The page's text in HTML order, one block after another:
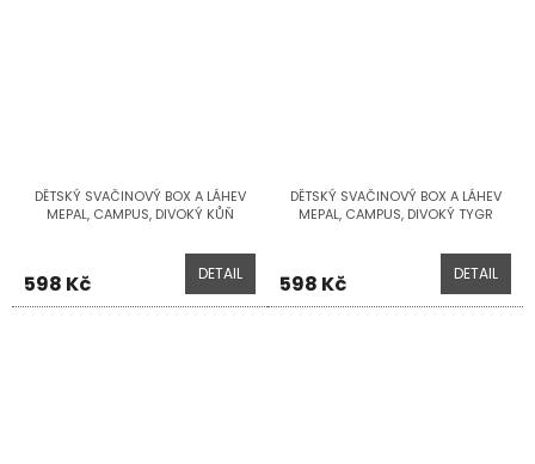
DĚTSKÝ SVAČINOVÝ BOX A LÁHEV
MEPAL, CAMPUS, DIVOKÝ KŮŇ
598 Kč DETAIL
DĚTSKÝ SVAČINOVÝ BOX A LÁHEV
MEPAL, CAMPUS, DIVOKÝ TYGR
598 Kč DETAIL